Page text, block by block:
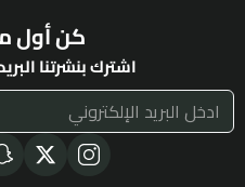
كن أول
اشترك بنشرتنا